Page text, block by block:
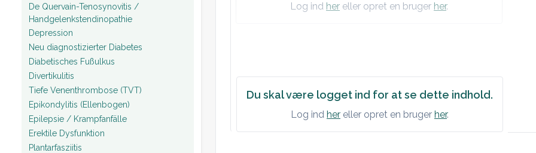
De Quervain-Tenosynovitis /
Handgelenkstendinopathie
Depression
Neu diagnostizierter Diabetes
Diabetisches Fußulkus
Divertikulitis
Tiefe Venenthrombose (TVT)
Epikondylitis (Ellenbogen)
Epilepsie / Krampfanfälle
Erektile Dysfunktion
Plantarfasziitis
Log ind her eller opret en bruger her.
Du skal være logget ind for at se dette indhold.
Log ind her eller opret en bruger her.